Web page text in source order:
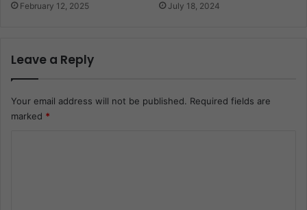
February 12, 2025 July 18, 2024
Leave a Reply
Your email address will not be published. Required fields are
marked *